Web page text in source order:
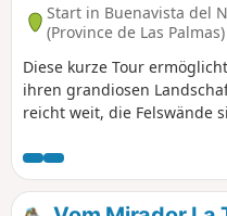
Start in Buenavista del
(Province de Las Palmas)
Diese kurze Tour
ihren grandiosen
reicht weit, die Felswände
anderer Vegetation
Vergnügen, hier zu
Touristenströmen in